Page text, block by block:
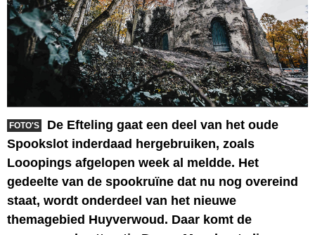
FOTO'S
De Efteling gaat een deel van het oude
Spookslot inderdaad hergebruiken, zoals
Looopings afgelopen week al meldde. Het
gedeelte van de spookruïne dat nu nog overeind
staat, wordt onderdeel van het nieuwe
themagebied Huyverwoud. Daar komt de